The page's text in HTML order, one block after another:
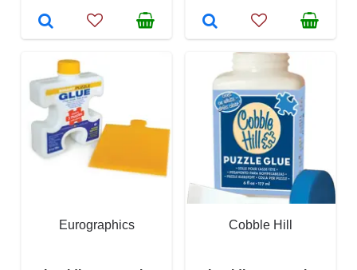
Eurographics Cobble Hill